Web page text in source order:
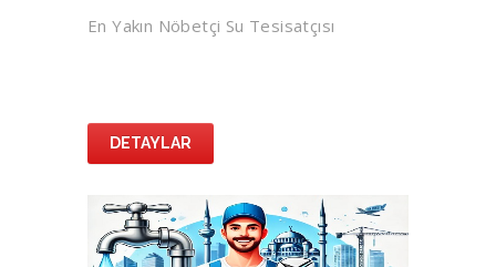
En Yakın Nöbetçi Su Tesisatçısı
DETAYLAR